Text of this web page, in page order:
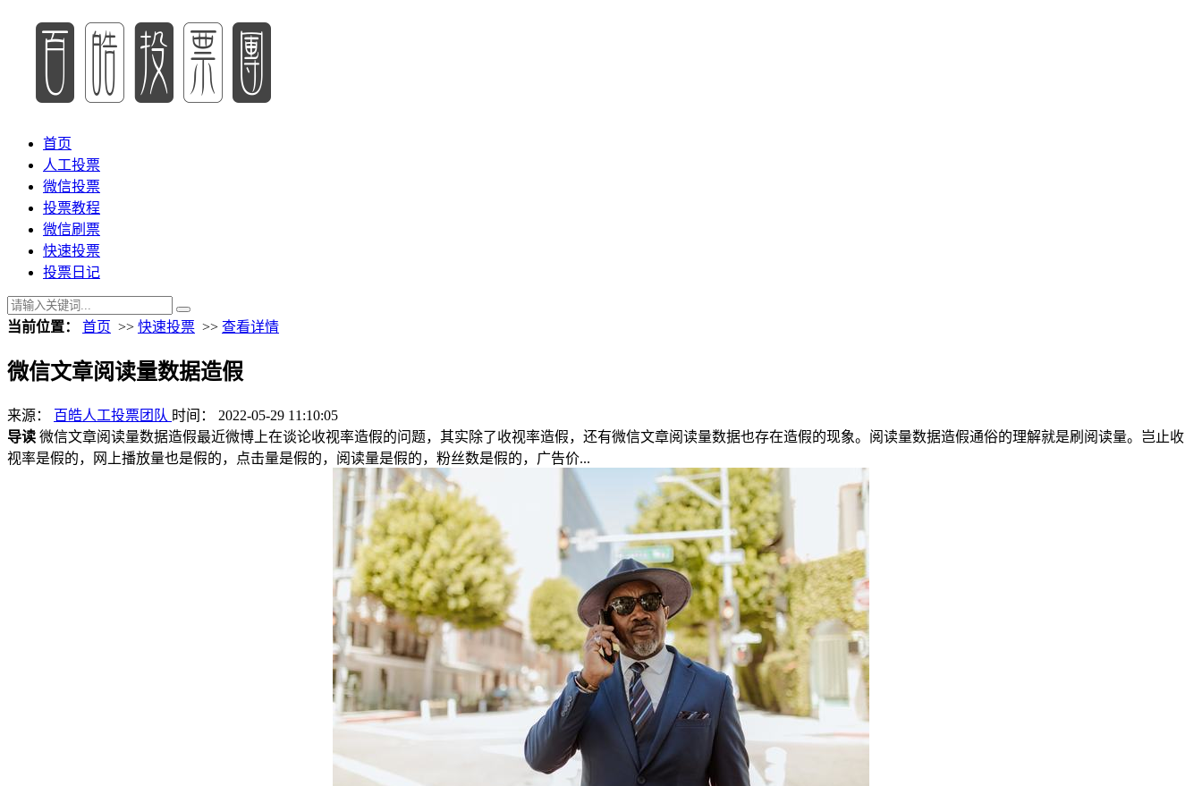
首页
人工投票
微信投票
投票教程
微信刷票
快速投票
投票日记
当前位置： 首页 >> 快速投票 >> 查看详情
微信文章阅读量数据造假
来源： 百皓人工投票团队 时间： 2022-05-29 11:10:05
导读 微信文章阅读量数据造假最近微博上在谈论收视率造假的问题，其实除了收视率造假，还有微信文章阅读量数据也存在造假的现象。阅读量数据造假通俗的理解就是刷阅读量。岂止收
视率是假的，网上播放量也是假的，点击量是假的，阅读量是假的，粉丝数是假的，广告价...